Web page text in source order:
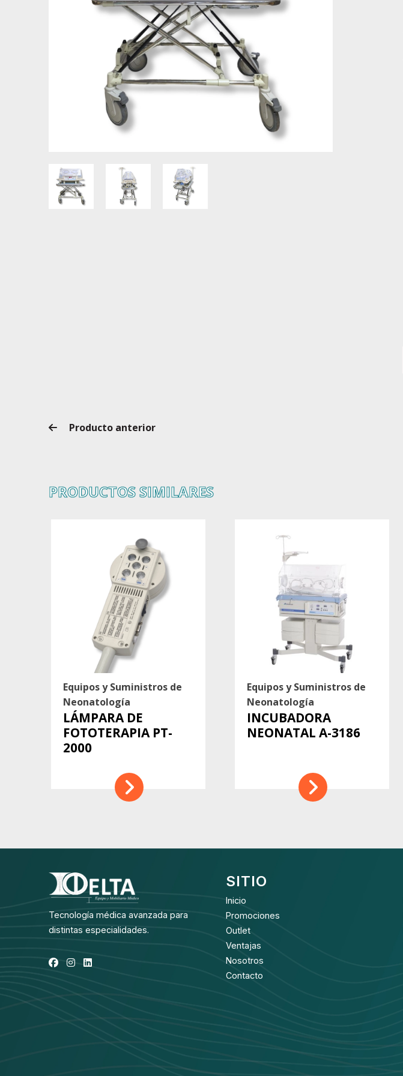
Producto anterior
PRODUCTOS SIMILARES
Equipos y Suministros de
Neonatología
LÁMPARA DE
FOTOTERAPIA PT-
2000
Equipos y Suministros de
Neonatología
INCUBADORA
NEONATAL A-3186
Tecnología médica avanzada para
distintas especialidades.
SITIO
Inicio
Promociones
Outlet
Ventajas
Nosotros
Contacto